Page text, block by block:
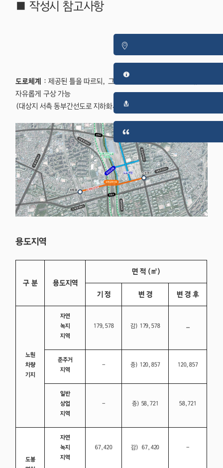
■ 작성시 참고사항
도로체계
: 제공된 틀을 따르되, 그 외 구상은 기존 제도와 관계없이
자유롭게 구상 가능
(대상지 서측 동부간선도로 지하화사업도 고려)
용도지역
구 분 용도지역
면 적 (㎡)
기 정 변 경 변 경 후
노원
차량
기지
자연
녹지
지역
179,578 감) 179,578 –
준주거
지역
– 증) 120,857 120,857
일반
상업
지역
– 증) 58,721 58,721
도봉
자연
녹지
지역
67,420 감) 67,420 –